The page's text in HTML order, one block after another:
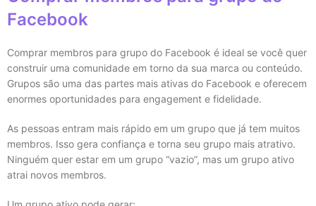
Facebook
Comprar membros para grupo do Facebook é ideal se você quer
construir uma comunidade em torno da sua marca ou conteúdo.
Grupos são uma das partes mais ativas do Facebook e oferecem
enormes oportunidades para engagement e fidelidade.
As pessoas entram mais rápido em um grupo que já tem muitos
membros. Isso gera confiança e torna seu grupo mais atrativo.
Ninguém quer estar em um grupo “vazio”, mas um grupo ativo
atrai novos membros.